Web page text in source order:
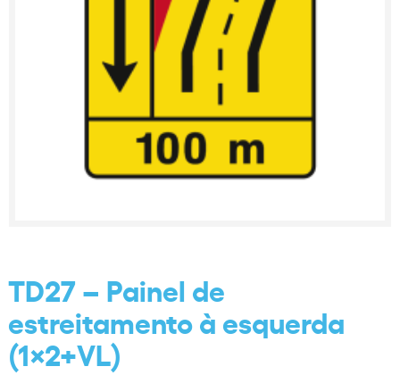
TD27 – Painel de
estreitamento à esquerda
(1×2+VL)